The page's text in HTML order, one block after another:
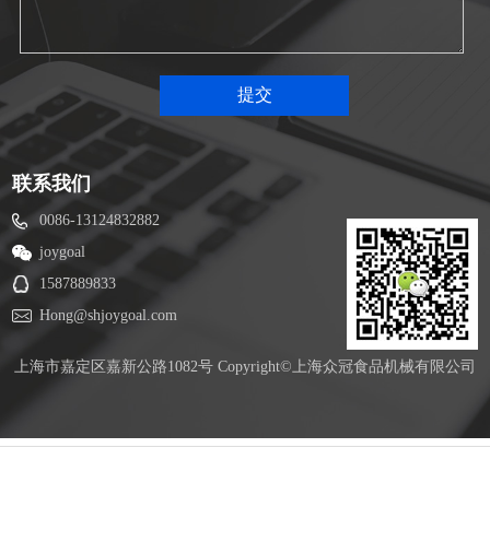
联系我们
0086-13124832882
joygoal
1587889833
Hong@shjoygoal.com
上海市嘉定区嘉新公路1082号 Copyright©上海众冠食品机械有限公司